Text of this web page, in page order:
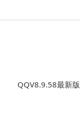
QQV8.9.58最新版